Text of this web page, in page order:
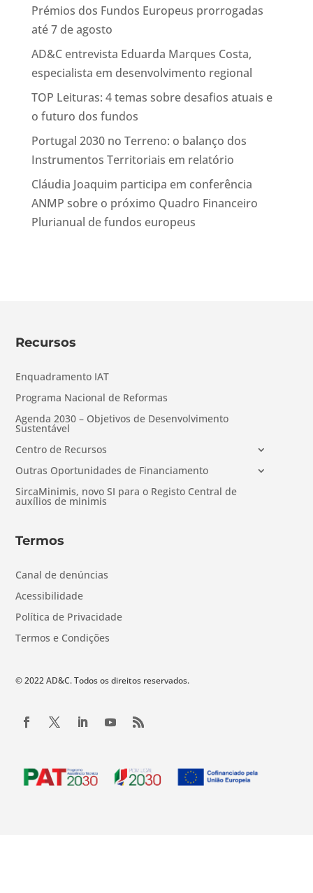
Prémios dos Fundos Europeus prorrogadas
até 7 de agosto
AD&C entrevista Eduarda Marques Costa,
especialista em desenvolvimento regional
TOP Leituras: 4 temas sobre desafios atuais e
o futuro dos fundos
Portugal 2030 no Terreno: o balanço dos
Instrumentos Territoriais em relatório
Cláudia Joaquim participa em conferência
ANMP sobre o próximo Quadro Financeiro
Plurianual de fundos europeus
Recursos
Enquadramento IAT
Programa Nacional de Reformas
Agenda 2030 – Objetivos de Desenvolvimento
Sustentável
Centro de Recursos
Outras Oportunidades de Financiamento
SircaMinimis, novo SI para o Registo Central de
auxílios de minimis
Termos
Canal de denúncias
Acessibilidade
Política de Privacidade
Termos e Condições
© 2022 AD&C. Todos os direitos reservados.